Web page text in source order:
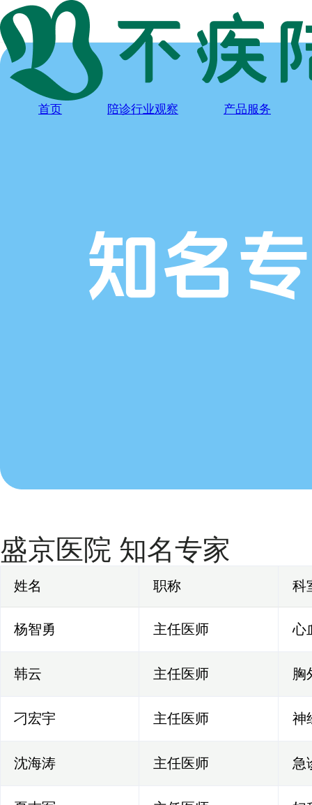
首页 陪诊行业观察 产品服务
盛京医院 知名专家
姓名 职称 科
杨智勇 主任医师 心
韩云 主任医师 胸
刁宏宇 主任医师 神
沈海涛 主任医师 急